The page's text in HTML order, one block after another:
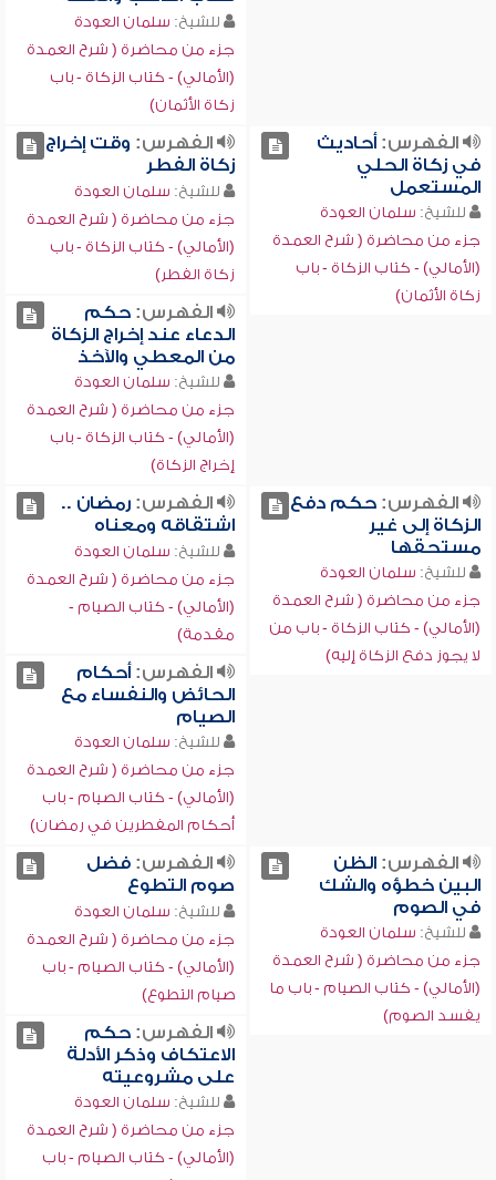
للشيخ: سلمان العودة
جزء من محاضرة ( شرح العمدة
(الأمالي) - كتاب الزكاة - باب
زكاة الأثمان)
الفهرس:أحاديث
في زكاة الحلي
المستعمل
للشيخ: سلمان العودة
جزء من محاضرة ( شرح العمدة
(الأمالي) - كتاب الزكاة - باب
زكاة الأثمان)
الفهرس: وقت إخراج
زكاة الفطر
للشيخ: سلمان العودة
جزء من محاضرة ( شرح العمدة
(الأمالي) - كتاب الزكاة - باب
زكاة الفطر)
الفهرس:حكم
الدعاء عند إخراج الزكاة
من المعطي والآخذ
للشيخ: سلمان العودة
جزء من محاضرة ( شرح العمدة
(الأمالي) - كتاب الزكاة - باب
إخراج الزكاة)
الفهرس:حكم دفع
الزكاة إلى غير
مستحقها
للشيخ: سلمان العودة
جزء من محاضرة ( شرح العمدة
(الأمالي) - كتاب الزكاة - باب من
لا يجوز دفع الزكاة إليه)
الفهرس:رمضان ..
اشتقاقه ومعناه
للشيخ: سلمان العودة
جزء من محاضرة ( شرح العمدة
(الأمالي) - كتاب الصيام -
مقدمة)
الفهرس:أحكام
الحائض والنفساء مع
الصيام
للشيخ: سلمان العودة
جزء من محاضرة ( شرح العمدة
(الأمالي) - كتاب الصيام - باب
أحكام المفطرين في رمضان)
الفهرس:الظن
البين خطؤه والشك
في الصوم
للشيخ: سلمان العودة
جزء من محاضرة ( شرح العمدة
(الأمالي) - كتاب الصيام - باب ما
يفسد الصوم)
الفهرس:فضل
صوم التطوع
للشيخ: سلمان العودة
جزء من محاضرة ( شرح العمدة
(الأمالي) - كتاب الصيام - باب
صيام التطوع)
الفهرس:حكم
الاعتكاف وذكر الأدلة
على مشروعيته
للشيخ: سلمان العودة
جزء من محاضرة ( شرح العمدة
(الأمالي) - كتاب الصيام - باب